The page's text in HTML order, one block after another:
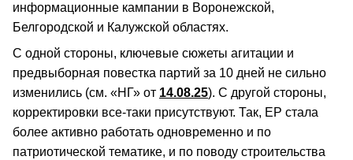
информационные кампании в Воронежской,
Белгородской и Калужской областях.
С одной стороны, ключевые сюжеты агитации и
предвыборная повестка партий за 10 дней не сильно
изменились (см. «НГ» от 14.08.25). С другой стороны,
корректировки все-таки присутствуют. Так, ЕР стала
более активно работать одновременно и по
патриотической тематике, и по поводу строительства